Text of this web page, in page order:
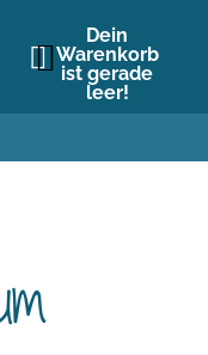
Dein
Warenkorb
ist gerade
leer!